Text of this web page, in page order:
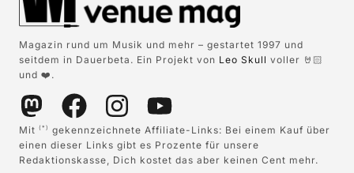
Magazin rund um Musik und mehr – gestartet 1997 und
seitdem in Dauerbeta. Ein Projekt von Leo Skull voller 🤘🏻
und ❤️.
Mit (*)
gekennzeichnete Affiliate-Links: Bei einem Kauf über
einen dieser Links gibt es Prozente für unsere
Redaktionskasse, Dich kostet das aber keinen Cent mehr.